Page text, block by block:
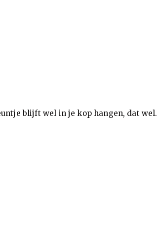
blijft wel in je kop hangen, dat wel.